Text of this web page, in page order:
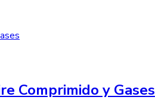
Comprimido y Gases